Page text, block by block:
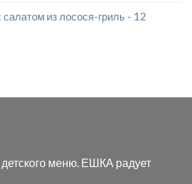
салатом из лосося-гриль - 12
детского меню. ЕШКА радует